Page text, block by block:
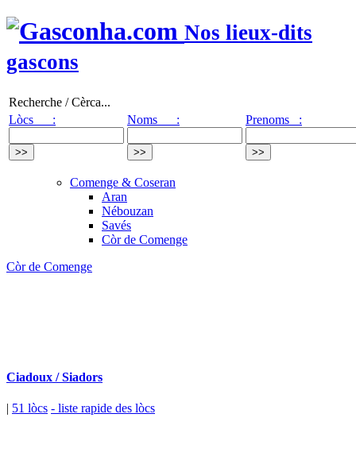
Nos lieux-dits
gascons
Recherche / Cèrca...
Lòcs :
Noms : Prenoms :
Comenge & Coseran
Aran
Nébouzan
Savés
Còr de Comenge
Còr de Comenge
Ciadoux / Siadors
| 51 lòcs - liste rapide des lòcs